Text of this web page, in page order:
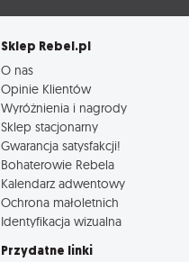
Sklep Rebel.pl
O nas
Opinie Klientów
Wyróżnienia i nagrody
Sklep stacjonarny
Gwarancja satysfakcji!
Bohaterowie Rebela
Kalendarz adwentowy
Ochrona małoletnich
Identyfikacja wizualna
Przydatne linki